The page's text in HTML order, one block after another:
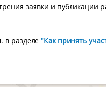
заявки и публикации
в разделе "Как принять